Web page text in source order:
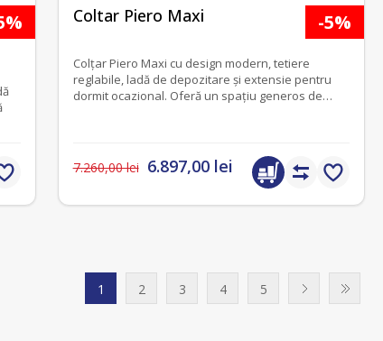
Coltar Piero Maxi
Colțar Piero Maxi cu design modern, tetiere
reglabile, ladă de depozitare și extensie pentru
dormit ocazional. Oferă un spațiu generos de
-5%
7.260,00 lei 6.897,00 lei
1 2 3 4 5